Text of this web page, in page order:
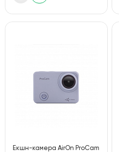
Екшн-камера AirOn ProCam